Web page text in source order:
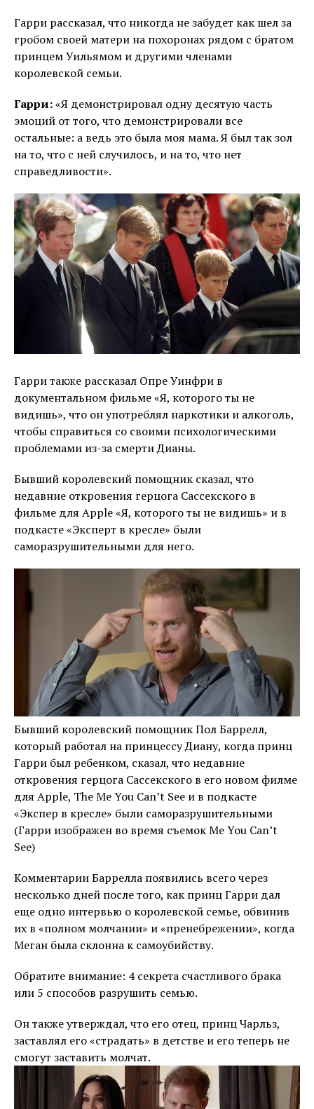
Гарри рассказал, что никогда не забудет как шел за
гробом своей матери на похоронах рядом с братом
принцем Уильямом и другими членами
королевской семьи.
Гарри:«Я демонстрировал одну десятую часть
эмоций от того, что демонстрировали все
остальные: а ведь это была моя мама. Я был так зол
на то, что с ней случилось, и на то, что нет
справедливости».
Гарри также рассказал Опре Уинфри в
документальном фильме «Я, которого ты не
видишь», что он употреблял наркотики и алкоголь,
чтобы справиться со своими психологическими
проблемами из-за смерти Дианы.
Бывший королевский помощник сказал, что
недавние откровения герцога Сассекского в
фильме для Apple «Я, которого ты не видишь» и в
подкасте «Эксперт в кресле» были
саморазрушительными для него.
Бывший королевский помощник Пол Баррелл,
который работал на принцессу Диану, когда принц
Гарри был ребенком, сказал, что недавние
откровения герцога Сассекского в его новом филме
для Apple, The Me You Can’t See и в подкасте
«Экспер в кресле» были саморазрушительными
(Гарри изображен во время съемок Me You Can’t
See)
Комментарии Баррелла появились всего через
несколько дней после того, как принц Гарри дал
еще одно интервью о королевской семье, обвинив
их в «полном молчании» и «пренебрежении», когда
Меган была склонна к самоубийству.
Обратите внимание: 4 секрета счастливого брака
или 5 способов разрушить семью.
Он также утверждал, что его отец, принц Чарльз,
заставлял его «страдать» в детстве и его теперь не
смогут заставить молчат.